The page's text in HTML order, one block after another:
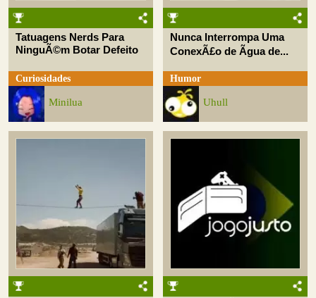
Tatuagens Nerds Para
NinguÃ©m Botar Defeito
Curiosidades
Minilua
Nunca Interrompa Uma
ConexÃ£o de Ãgua de...
Humor
Uhull